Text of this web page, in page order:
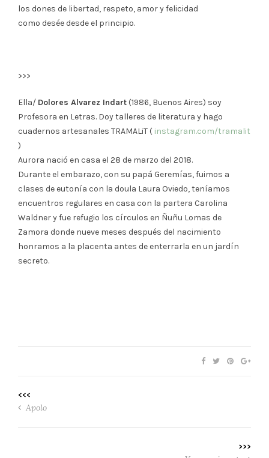
los dones de libertad, respeto, amor y felicidad
como desée desde el principio.
>>>
Ella/ Dolores Alvarez Indart (1986, Buenos Aires) soy
Profesora en Letras. Doy talleres de literatura y hago
cuadernos artesanales TRAMALiT ( instagram.com/tramalit
)
Aurora nació en casa el 28 de marzo del 2018.
Durante el embarazo, con su papá Geremías, fuimos a
clases de eutonía con la doula Laura Oviedo, teníamos
encuentros regulares en casa con la partera Carolina
Waldner y fue refugio los círculos en Ñuñu Lomas de
Zamora donde nueve meses después del nacimiento
honramos a la placenta antes de enterrarla en un jardín
secreto.
<<<
Apolo
>>>